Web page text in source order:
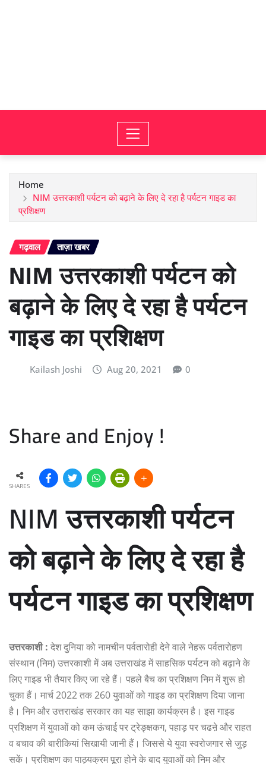
Home
NIM उत्तरकाशी पर्यटन को बढ़ाने के लिए दे रहा है पर्यटन गाइड का
प्रशिक्षण
गढ़वाल ताज़ा खबर
NIM उत्तरकाशी पर्यटन को
बढ़ाने के लिए दे रहा है पर्यटन
गाइड का प्रशिक्षण
Kailash Joshi Aug 20, 2021 0
Share and Enjoy !
SHARES
NIM उत्तरकाशी पर्यटन
को बढ़ाने के लिए दे रहा है
पर्यटन गाइड का प्रशिक्षण
उत्तरकाशी : देश दुनिया को नामचीन पर्वतारोही देने वाले नेहरू पर्वतारोहण
संस्थान (निम) उत्तरकाशी में अब उत्तराखंड में साहसिक पर्यटन को बढ़ाने के
लिए गाइड भी तैयार किए जा रहे हैं। पहले बैच का प्रशिक्षण निम में शुरू हो
चुका हैं। मार्च 2022 तक 260 युवाओं को गाइड का प्रशिक्षण दिया जाना
है। निम और उत्तराखंड सरकार का यह साझा कार्यक्रम है। इस गाइड
प्रशिक्षण में युवाओं को कम ऊंचाई पर ट्रेङ्क्षकग, पहाड़ पर चढऩे और राहत
व बचाव की बारीकियां सिखायी जानी हैं। जिससे ये युवा स्वरोजगार से जुड़
सकें। प्रशिक्षण का पाठ्यक्रम पूरा होने के बाद युवाओं को निम और